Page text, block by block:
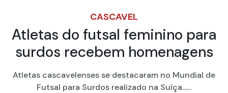
CASCAVEL
Atletas do futsal feminino para
surdos recebem homenagens
Atletas cascavelenses se destacaram no Mundial de
Futsal para Surdos realizado na Suíça......